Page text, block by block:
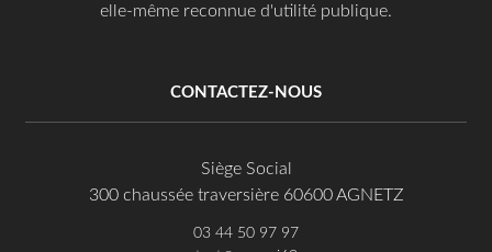
elle-même reconnue d'utilité publique.
CONTACTEZ-NOUS
Siège Social
300 chaussée traversière 60600 AGNETZ
03 44 50 97 97